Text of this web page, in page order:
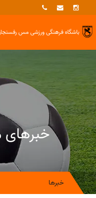
باشگاه فرهنگی ورزشیمس
خبرها